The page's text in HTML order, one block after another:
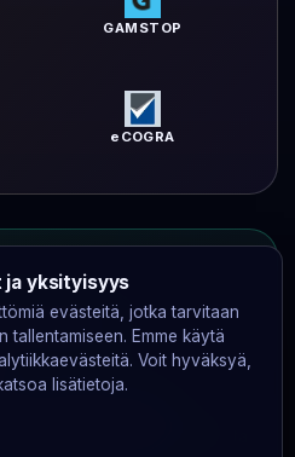
GAMSTOP
eCOGRA
ei ota
ja yksityisyys
evästeitä, jotka tarvitaan
tallentamiseen. Emme käytä
Voit hyväksyä,
lisätietoja.